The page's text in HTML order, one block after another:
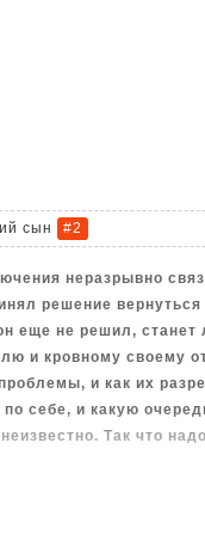
сын #2
неразрывно
решение вернуться
еще не решил, станет
и кровному своему
и как их
себе, и какую
Так что